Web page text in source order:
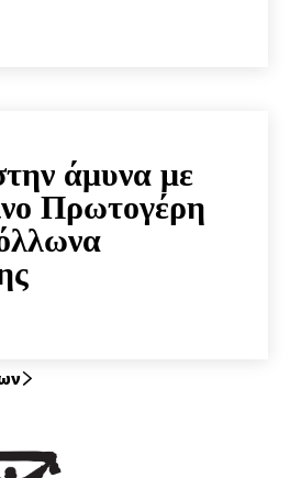
άμυνα με
Πρωτογέρη